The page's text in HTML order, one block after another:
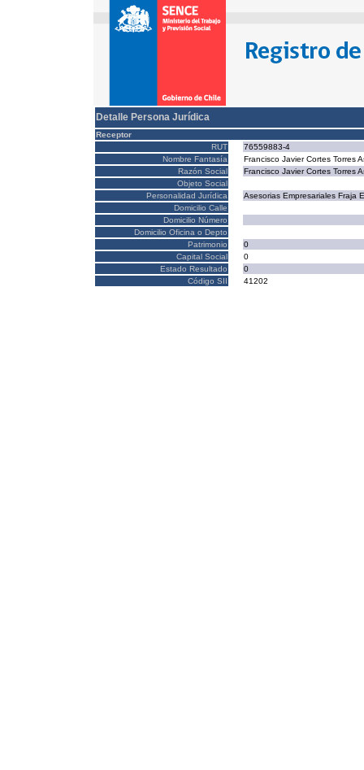
Detalle Persona Jurídica
Receptor
RUT
76559883-4
Nombre Fantasía
Francisco Javier Cortes Torres
Razón Social
Francisco Javier Cortes Torres
Objeto Social
Personalidad Jurídica
Asesorias Empresariales Fraja
Domicilio Calle
Domicilio Número
Domicilio Oficina o Depto
Patrimonio
0
Capital Social
0
Estado Resultado
0
Código SII
41202